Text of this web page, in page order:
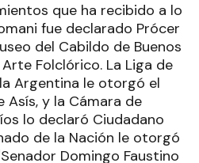
que ha recibido a lo
fue declarado Prócer
del Cabildo de Buenos
Folclórico. La Liga de
Argentina le otorgó el
Asís, y la Cámara de
lo declaró Ciudadano
de la Nación le otorgó
Domingo Faustino